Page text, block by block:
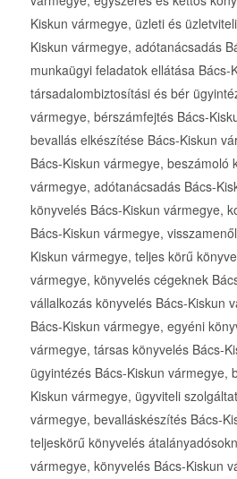
Kiskun vármegye, üzleti és
Kiskun vármegye, adótanácsadás
munkaügyi feladatok ellátása Bács-
társadalombiztosítási és bér
vármegye, bérszámfejtés Bács-
bevallás elkészítése Bács-Kiskun
Bács-Kiskun vármegye, beszámoló
vármegye, adótanácsadás Bács-
könyvelés Bács-Kiskun vármegye,
Bács-Kiskun vármegye,
Kiskun vármegye, teljes körű
vármegye, könyvelés cégeknek
vállalkozás könyvelés Bács-Kiskun
Bács-Kiskun vármegye, egyéni
vármegye, társas könyvelés Bács-
ügyintézés Bács-Kiskun vármegye,
Kiskun vármegye, ügyviteli
vármegye, bevalláskészítés Bács-
teljeskörű könyvelés
vármegye, könyvelés Bács-Kiskun